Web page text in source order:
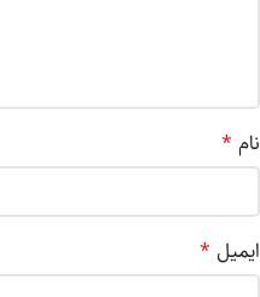
نام *
ایمیل *